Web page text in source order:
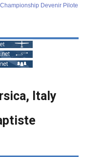
Championship Devenir Pilote
Italy